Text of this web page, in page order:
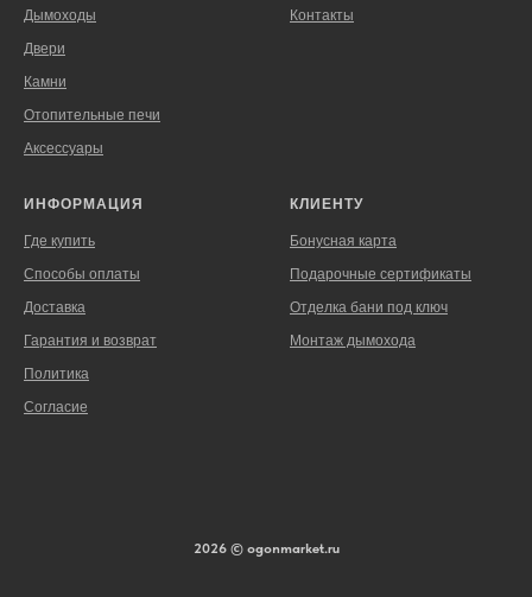
Дымоходы
Двери
Камни
Отопительные печи
Аксессуары
Контакты
ИНФОРМАЦИЯ
Где купить
Способы оплаты
Доставка
Гарантия и возврат
Политика
Согласие
КЛИЕНТУ
Бонусная карта
Подарочные сертификаты
Отделка бани под ключ
Монтаж дымохода
2026 © ogonmarket.ru